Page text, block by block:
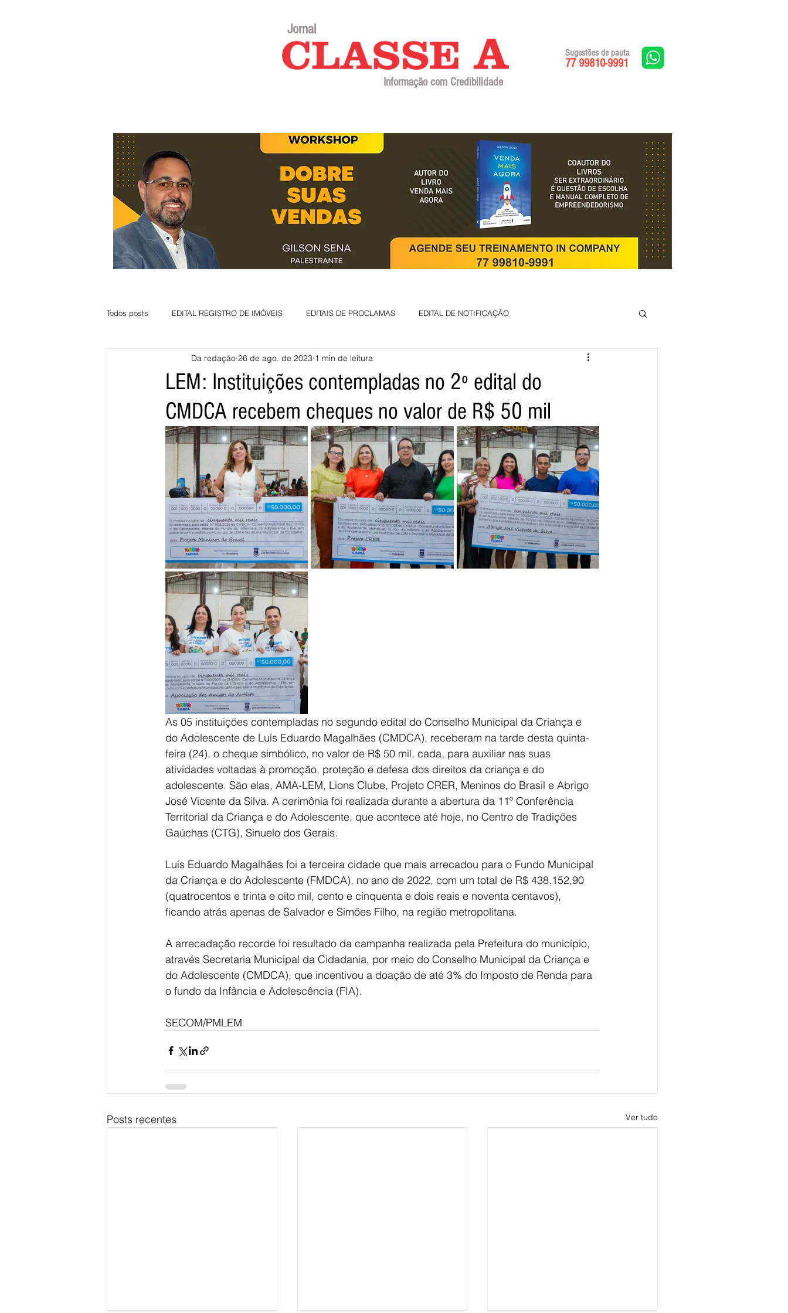
Jornal
77 99810-9991
Sugestões de pauta
Informação com Credibilidade
Todos posts EDITAL REGISTRO DE IMÓVEIS EDITAIS DE PROCLAMAS EDITAL DE NOTIFICAÇÃO
VAGA PARA JOVEM APRENDIZ EDITAL DE INTIMAÇÃO AVISO DE LEILÃO
Informe - Deputado Tito Balanço ambiental Informes - Deputado Tito ABANDONO DE EMPREGO
Pedido de renovação Vagas PCD LICENÇA DE OPERAÇÃO Edital - alteração de regime de ben LICENÇA AMBIENTAL
POLÍTICA AMBIENTAL PEDIDO DE LICENÇA DE IMPLANTAÇÃO LICITAÇÃO POLÍTICA LEM REGIÃO OESTE
EDUCAÇÃO SAÚDE AGRONEGÓCIO BRASIL CULTURA AVISO DE LICITAÇÃO
LEM: Instituições contempladas no 2º edital do
CMDCA recebem cheques no valor de R$ 50 mil
Da redação 26 de ago. de 2023 1 min de leitura
As 05 instituições contempladas no segundo edital do Conselho Municipal da Criança e
do Adolescente de Luís Eduardo Magalhães (CMDCA), receberam na tarde desta quinta-
feira (24), o cheque simbólico, no valor de R$ 50 mil, cada, para auxiliar nas suas
atividades voltadas à promoção, proteção e defesa dos direitos da criança e do
adolescente. São elas, AMA-LEM, Lions Clube, Projeto CRER, Meninos do Brasil e Abrigo
José Vicente da Silva. A cerimônia foi realizada durante a abertura da 11º Conferência
Territorial da Criança e do Adolescente, que acontece até hoje, no Centro de Tradições
Gaúchas (CTG), Sinuelo dos Gerais.
Luís Eduardo Magalhães foi a terceira cidade que mais arrecadou para o Fundo Municipal
da Criança e do Adolescente (FMDCA), no ano de 2022, com um total de R$ 438.152,90
(quatrocentos e trinta e oito mil, cento e cinquenta e dois reais e noventa centavos),
ficando atrás apenas de Salvador e Simões Filho, na região metropolitana.
A arrecadação recorde foi resultado da campanha realizada pela Prefeitura do município,
através Secretaria Municipal da Cidadania, por meio do Conselho Municipal da Criança e
do Adolescente (CMDCA), que incentivou a doação de até 3% do Imposto de Renda para
o fundo da Infância e Adolescência (FIA).
SECOM/PMLEM
Posts recentes Ver tudo